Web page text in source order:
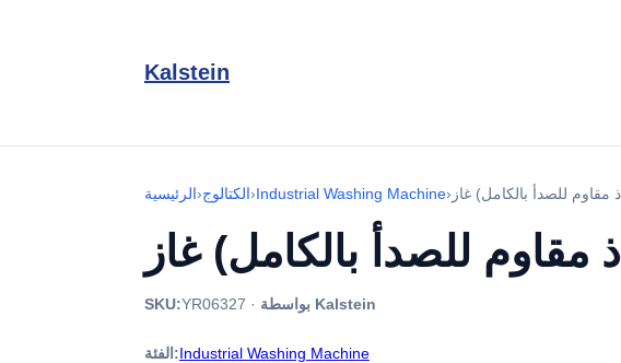
Kalstein
الرئيسية›الكتالوج›Industrial Washing Machine›
SKU:YR06327 · بواسطة Kalstein
الفئة:Industrial Washing Machine